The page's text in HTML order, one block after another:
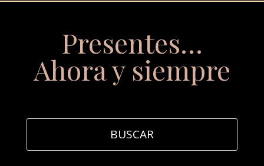
Presentes…
Ahora y siempre